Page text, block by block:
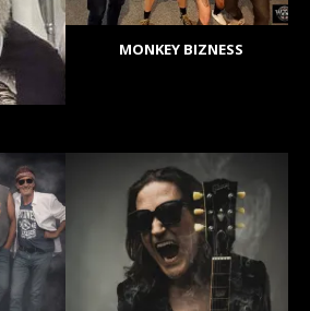
MONKEY BIZNESS